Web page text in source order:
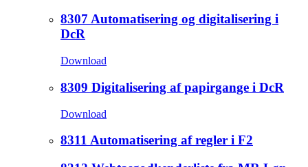
8307 Automatisering og digitalisering i
DcR
Download
8309 Digitalisering af papirgange i DcR
Download
8311 Automatisering af regler i F2